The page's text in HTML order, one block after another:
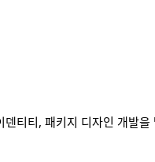
덴티티, 패키지 디자인 개발을